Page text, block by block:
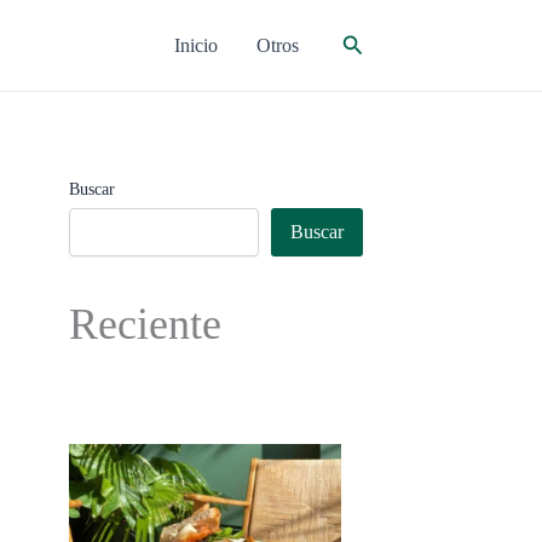
Inicio Otros Buscar
Buscar
Buscar
Reciente